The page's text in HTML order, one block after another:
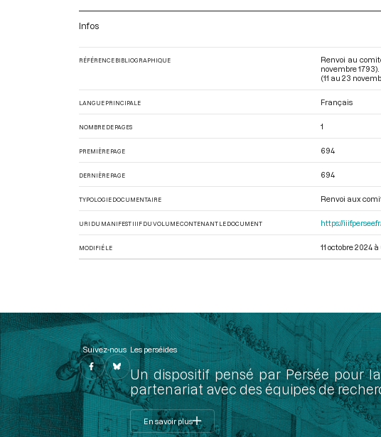
Infos
RÉFÉRENCE BIBLIOGRAPHIQUE
Renvoi au
novembre
(11 au 23
LANGUE PRINCIPALE Français
NOMBRE DE PAGES 1
PREMIÈRE PAGE 694
DERNIÈRE PAGE 694
TYPOLOGIE DOCUMENTAIRE Renvoi aux
URI DU MANIFEST IIIF DU VOLUME CONTENANT LE DOCUMENT https://
MODIFIÉ LE 11 octobre 2024
Suivez-nous Les perséides
Un dispositif pensé par Persée pour
partenariat avec des équipes de
En savoir plus